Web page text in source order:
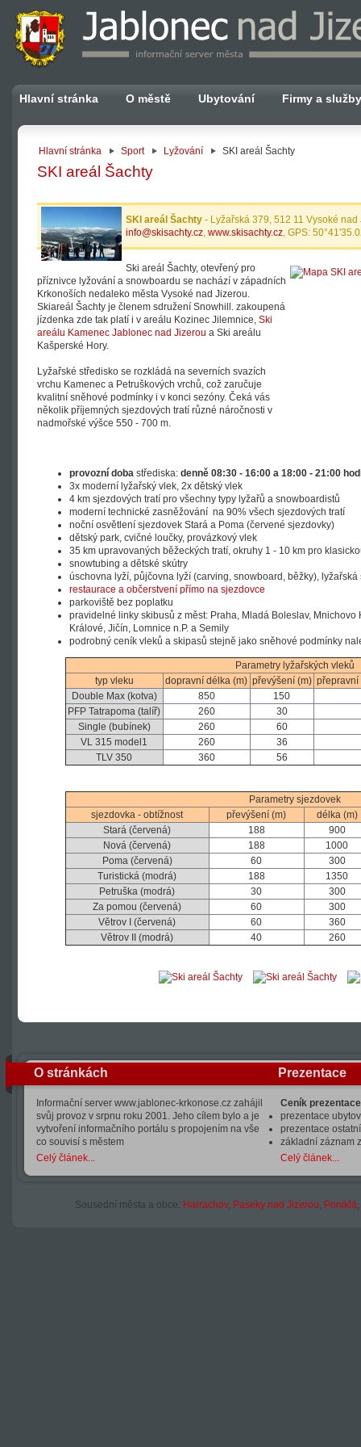
Hlavní stránka O městě Ubytování Firmy a služby
Hlavní stránka Sport Lyžování SKI areál Šachty
SKI areál Šachty
SKI areál Šachty - Lyžařská 379, 512 11 Vysoké
info@skisachty.cz, www.skisachty.cz, GPS:
Ski areál Šachty, otevřený pro
příznivce lyžování a snowboardu se nachází v západních
Krkonoších nedaleko města Vysoké nad Jizerou.
Skiareál Šachty je členem sdružení Snowhill. zakoupená
jízdenka zde tak platí i v areálu Kozinec Jilemnice, Ski
areálu Kamenec Jablonec nad Jizerou a Ski areálu
Kašperské Hory.
Lyžařské středisko se rozkládá na severních svazích
vrchu Kamenec a Petruškových vrchů, což zaručuje
kvalitní sněhové podmínky i v konci sezóny. Čeká vás
několik příjemných sjezdových tratí různé náročnosti v
nadmořské výšce 550 - 700 m.
provozní doba střediska: denně 08:30 - 16:00 a 18:00 - 21:00
3x moderní lyžařský vlek, 2x dětský vlek
4 km sjezdových tratí pro všechny typy lyžařů a snowboardistů
moderní technické zasněžování na 90% všech sjezdových tratí
noční osvětlení sjezdovek Stará a Poma (červené sjezdovky)
dětský park, cvičné loučky, provázkový vlek
35 km upravovaných běžeckých tratí, okruhy 1 - 10 km pro
snowtubing a dětské skútry
úschovna lyží, půjčovna lyží (carving, snowboard, běžky), lyžařská
restaurace a občerstvení přímo na sjezdovce
parkoviště bez poplatku
pravidelné linky skibusů z měst: Praha, Mladá Boleslav, Mnichovo
Králové, Jičín, Lomnice n.P. a Semily
podrobný ceník vleků a skipasů stejně jako sněhové podmínky
Parametry lyžařských vleků
typ vleku
dopravní délka (m) převýšení (m) přepravní
Double Max (kotva)
850
150
PFP Tatrapoma (talíř)
260
30
Single (bubínek)
260
60
VL 315 model1
260
36
TLV 350
360 56
Parametry sjezdovek
sjezdovka - obtížnost
převýšení (m)
délka (m)
Stará (červená)
188
900
Nová (červená)
188
1000
Poma (červená)
60
300
Turistická (modrá)
188
1350
Petruška (modrá)
30
300
Za pomou (červená)
60
300
Větrov I (červená)
60
360
Větrov II (modrá)
40 260
O stránkách
Informační server www.jablonec-krkonose.cz zahájil
svůj provoz v srpnu roku 2001. Jeho cílem bylo a je
vytvoření informačního portálu s propojením na vše
co souvisí s městem
Celý článek...
Prezentace
Ceník
prezentace
prezentace
základní záznam
Celý článek...
Sousední města a obce: Harrachov, Paseky nad Jizerou, Poniklá,